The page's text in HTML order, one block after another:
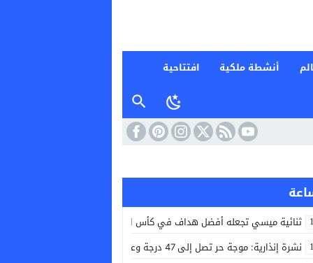
أنشطة ملكية افتتاحية
ثنائية ميسي تجعله أفضل هداف في كأس الرابطتين
نشرة إنذارية: موجة حر تصل إلى 47 درجة وعواصف رعدية تضرب عدة أقاليم بالمملكة